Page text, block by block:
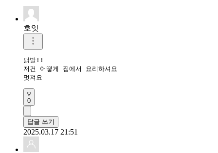
호잇
닭발!!
저건 어떻게 집에서 요리하셔요
멋져요
0
답글 쓰기
2025.03.17 21:51